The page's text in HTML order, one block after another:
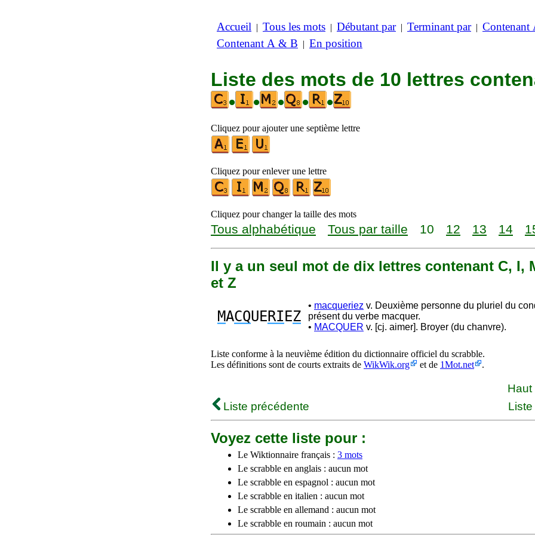
Accueil | Tous les mots | Débutant par| Terminant par| Contenant
Contenant A & B | En position
Liste des mots de 10 lettres
•
• • • •
Cliquez pour ajouter une septième lettre
Cliquez pour enlever une lettre
Cliquez pour changer la taille des mots
Tous alphabétique Tous par taille 10 12 13 14
Il y a un seul mot de dix lettres contenant C, I,
et Z
MACQUERI EZ
• macqueriez v. Deuxième personne du pluriel du
présent du verbe macquer.
• MACQUER v. [cj. aimer]. Broyer (du chanvre).
Liste conforme à la neuvième édition du dictionnaire officiel du scrabble.
Les définitions sont de courts extraits de WikWik.org et de 1Mot.net .
Haut
Liste précédente
Voyez cette liste pour :
Le Wiktionnaire français : 3 mots
Le scrabble en anglais : aucun mot
Le scrabble en espagnol : aucun mot
Le scrabble en italien : aucun mot
Le scrabble en allemand : aucun mot
Le scrabble en roumain : aucun mot